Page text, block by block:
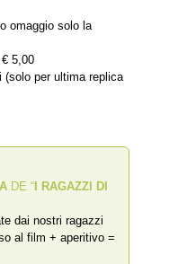
omaggio solo la
5,00
(solo per ultima replica
DE “ I RAGAZZI DI
dai nostri ragazzi
al film + aperitivo =